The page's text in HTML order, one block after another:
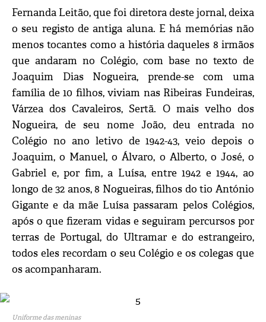
Fernanda Leitão, que foi diretora deste jornal, deixa
o seu registo de antiga aluna. E há memórias não
menos tocantes como a história daqueles 8 irmãos
que andaram no Colégio, com base no texto de
Joaquim Dias Nogueira, prende-se com uma
família de 10 filhos, viviam nas Ribeiras Fundeiras,
Várzea dos Cavaleiros, Sertã. O mais velho dos
Nogueira, de seu nome João, deu entrada no
Colégio no ano letivo de 1942-43, veio depois o
Joaquim, o Manuel, o Álvaro, o Alberto, o José, o
Gabriel e, por fim, a Luísa, entre 1942 e 1944, ao
longo de 32 anos, 8 Nogueiras, filhos do tio António
Gigante e da mãe Luísa passaram pelos Colégios,
após o que fizeram vidas e seguiram percursos por
terras de Portugal, do Ultramar e do estrangeiro,
todos eles recordam o seu Colégio e os colegas que
os acompanharam.
Uniforme das meninas